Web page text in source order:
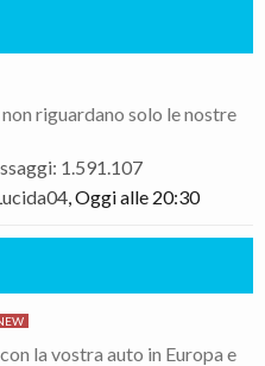
riguardano solo le nostre
: 1.591.107
,Oggi alle 20:30
la vostra auto in Europa e